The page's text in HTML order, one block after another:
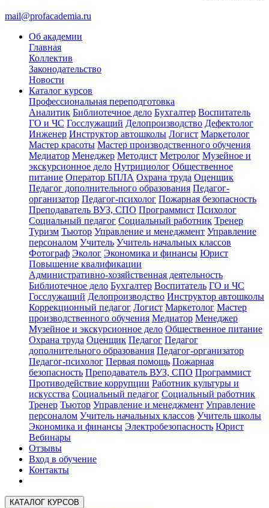
mail@profacademia.ru
Об академии
Главная
Коллектив
Законодательство
Новости
Каталог курсов
Профессиональная переподготовка
Аналитик Библиотечное дело Бухгалтер Воспитатель
ГО и ЧС Госслужащий Делопроизводство Дефектолог
Инженер Инструктор автошколы Логист Маркетолог
Мастер красоты Мастер производственного обучения
Медиатор Менеджер Методист Метролог Музейное и
экскурсионное дело Нутрициолог Общественное
питание Оператор БПЛА Охрана труда Оценщик
Педагог дополнительного образования Педагог-
организатор Педагог-психолог Пожарная безопасность
Преподаватель ВУЗ, СПО Программист Психолог
Социальный педагог Социальный работник Тренер
Туризм Тьютор Управление и менеджмент Управление
персоналом Учитель Учитель начальных классов
Фотограф Эколог Экономика и финансы Юрист
Повышение квалификации
Административно-хозяйственная деятельность
Библиотечное дело Бухгалтер Воспитатель ГО и ЧС
Госслужащий Делопроизводство Инструктор автошколы
Коррекционный педагог Логист Маркетолог Мастер
производственного обучения Медиатор Менеджер
Музейное и экскурсионное дело Общественное питание
Охрана труда Оценщик Педагог Педагог
дополнительного образования Педагог-организатор
Педагог-психолог Первая помощь Пожарная
безопасность Преподаватель ВУЗ, СПО Программист
Противодействие коррупции Работник культуры и
искусства Социальный педагог Социальный работник
Тренер Тьютор Управление и менеджмент Управление
персоналом Учитель начальных классов Учитель школы
Экономика и финансы Электробезопасность Юрист
Вебинары
Отзывы
Вход в обучение
Контакты
КАТАЛОГ КУРСОВ